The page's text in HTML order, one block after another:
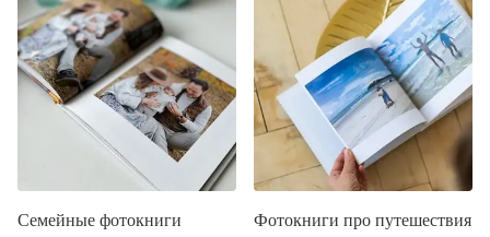
Семейные фотокниги Фотокниги про путешествия